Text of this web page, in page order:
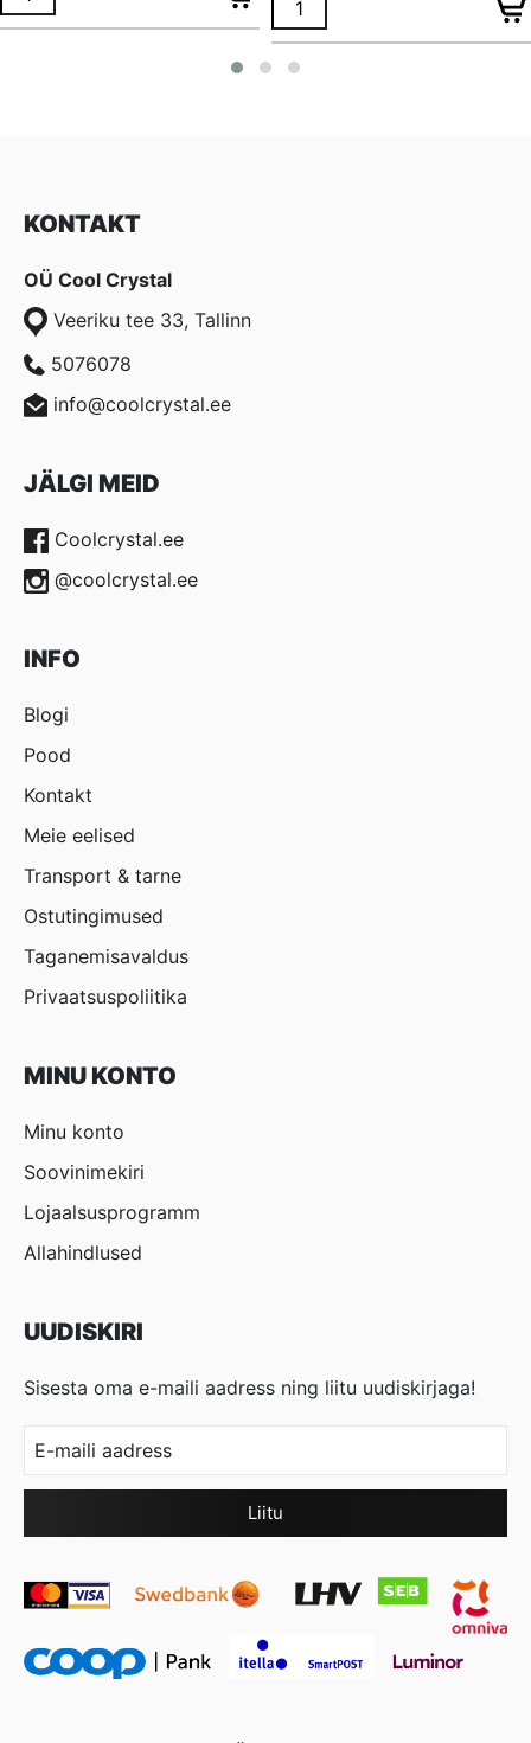
KONTAKT
OÜ Cool Crystal
Veeriku tee 33, Tallinn
5076078
info@coolcrystal.ee
JÄLGI MEID
Coolcrystal.ee
@coolcrystal.ee
INFO
Blogi
Pood
Kontakt
Meie eelised
Transport & tarne
Ostutingimused
Taganemisavaldus
Privaatsuspoliitika
MINU KONTO
Minu konto
Soovinimekiri
Lojaalsusprogramm
Allahindlused
UUDISKIRI
Sisesta oma e-maili aadress ning liitu uudiskirjaga!